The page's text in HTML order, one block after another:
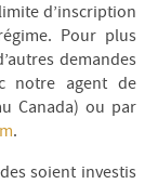
d’inscription
Pour plus
demandes
notre agent de
Canada) ou par
.
soient investis